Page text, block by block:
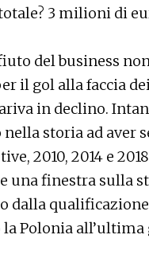
3 milioni di
del business
il gol alla faccia
in declino.
storia ad aver
2010, 2014 e
una finestra sulla
dalla
Polonia